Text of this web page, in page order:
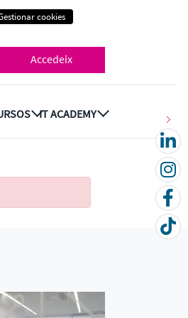
cookies
Accedeix
IT ACADEMY